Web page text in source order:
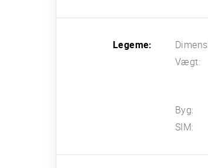
Legeme:
Vægt:
Byg:
SIM: